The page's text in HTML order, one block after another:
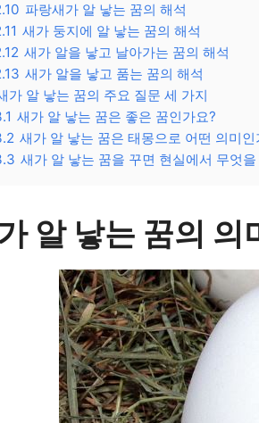
파랑새가 알 낳는 꿈의 해석
새가 둥지에 알 낳는 꿈의 해석
새가 알을 낳고 날아가는 꿈의 해석
새가 알을 낳고 품는 꿈의 해석
가 알 낳는 꿈의 주요 질문 세 가지
새가 알 낳는 꿈은 좋은 꿈인가요?
새가 알 낳는 꿈은 태몽으로 어떤 의미인
새가 알 낳는 꿈을 꾸면 현실에서 무엇
알 낳는 꿈의 의